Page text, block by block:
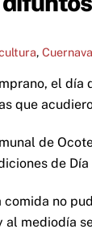
,
el día
que
de
de
comida no
al mediodía